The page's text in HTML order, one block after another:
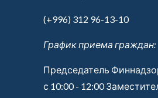
(+996) 312 96-13-10
График приема граждан:
Председатель
с 10:00 - 12:00